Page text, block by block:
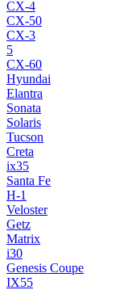
CX-4
CX-50
CX-3
5
CX-60
Hyundai
Elantra
Sonata
Solaris
Tucson
Creta
ix35
Santa Fe
H-1
Veloster
Getz
Matrix
i30
Genesis Coupe
IX55